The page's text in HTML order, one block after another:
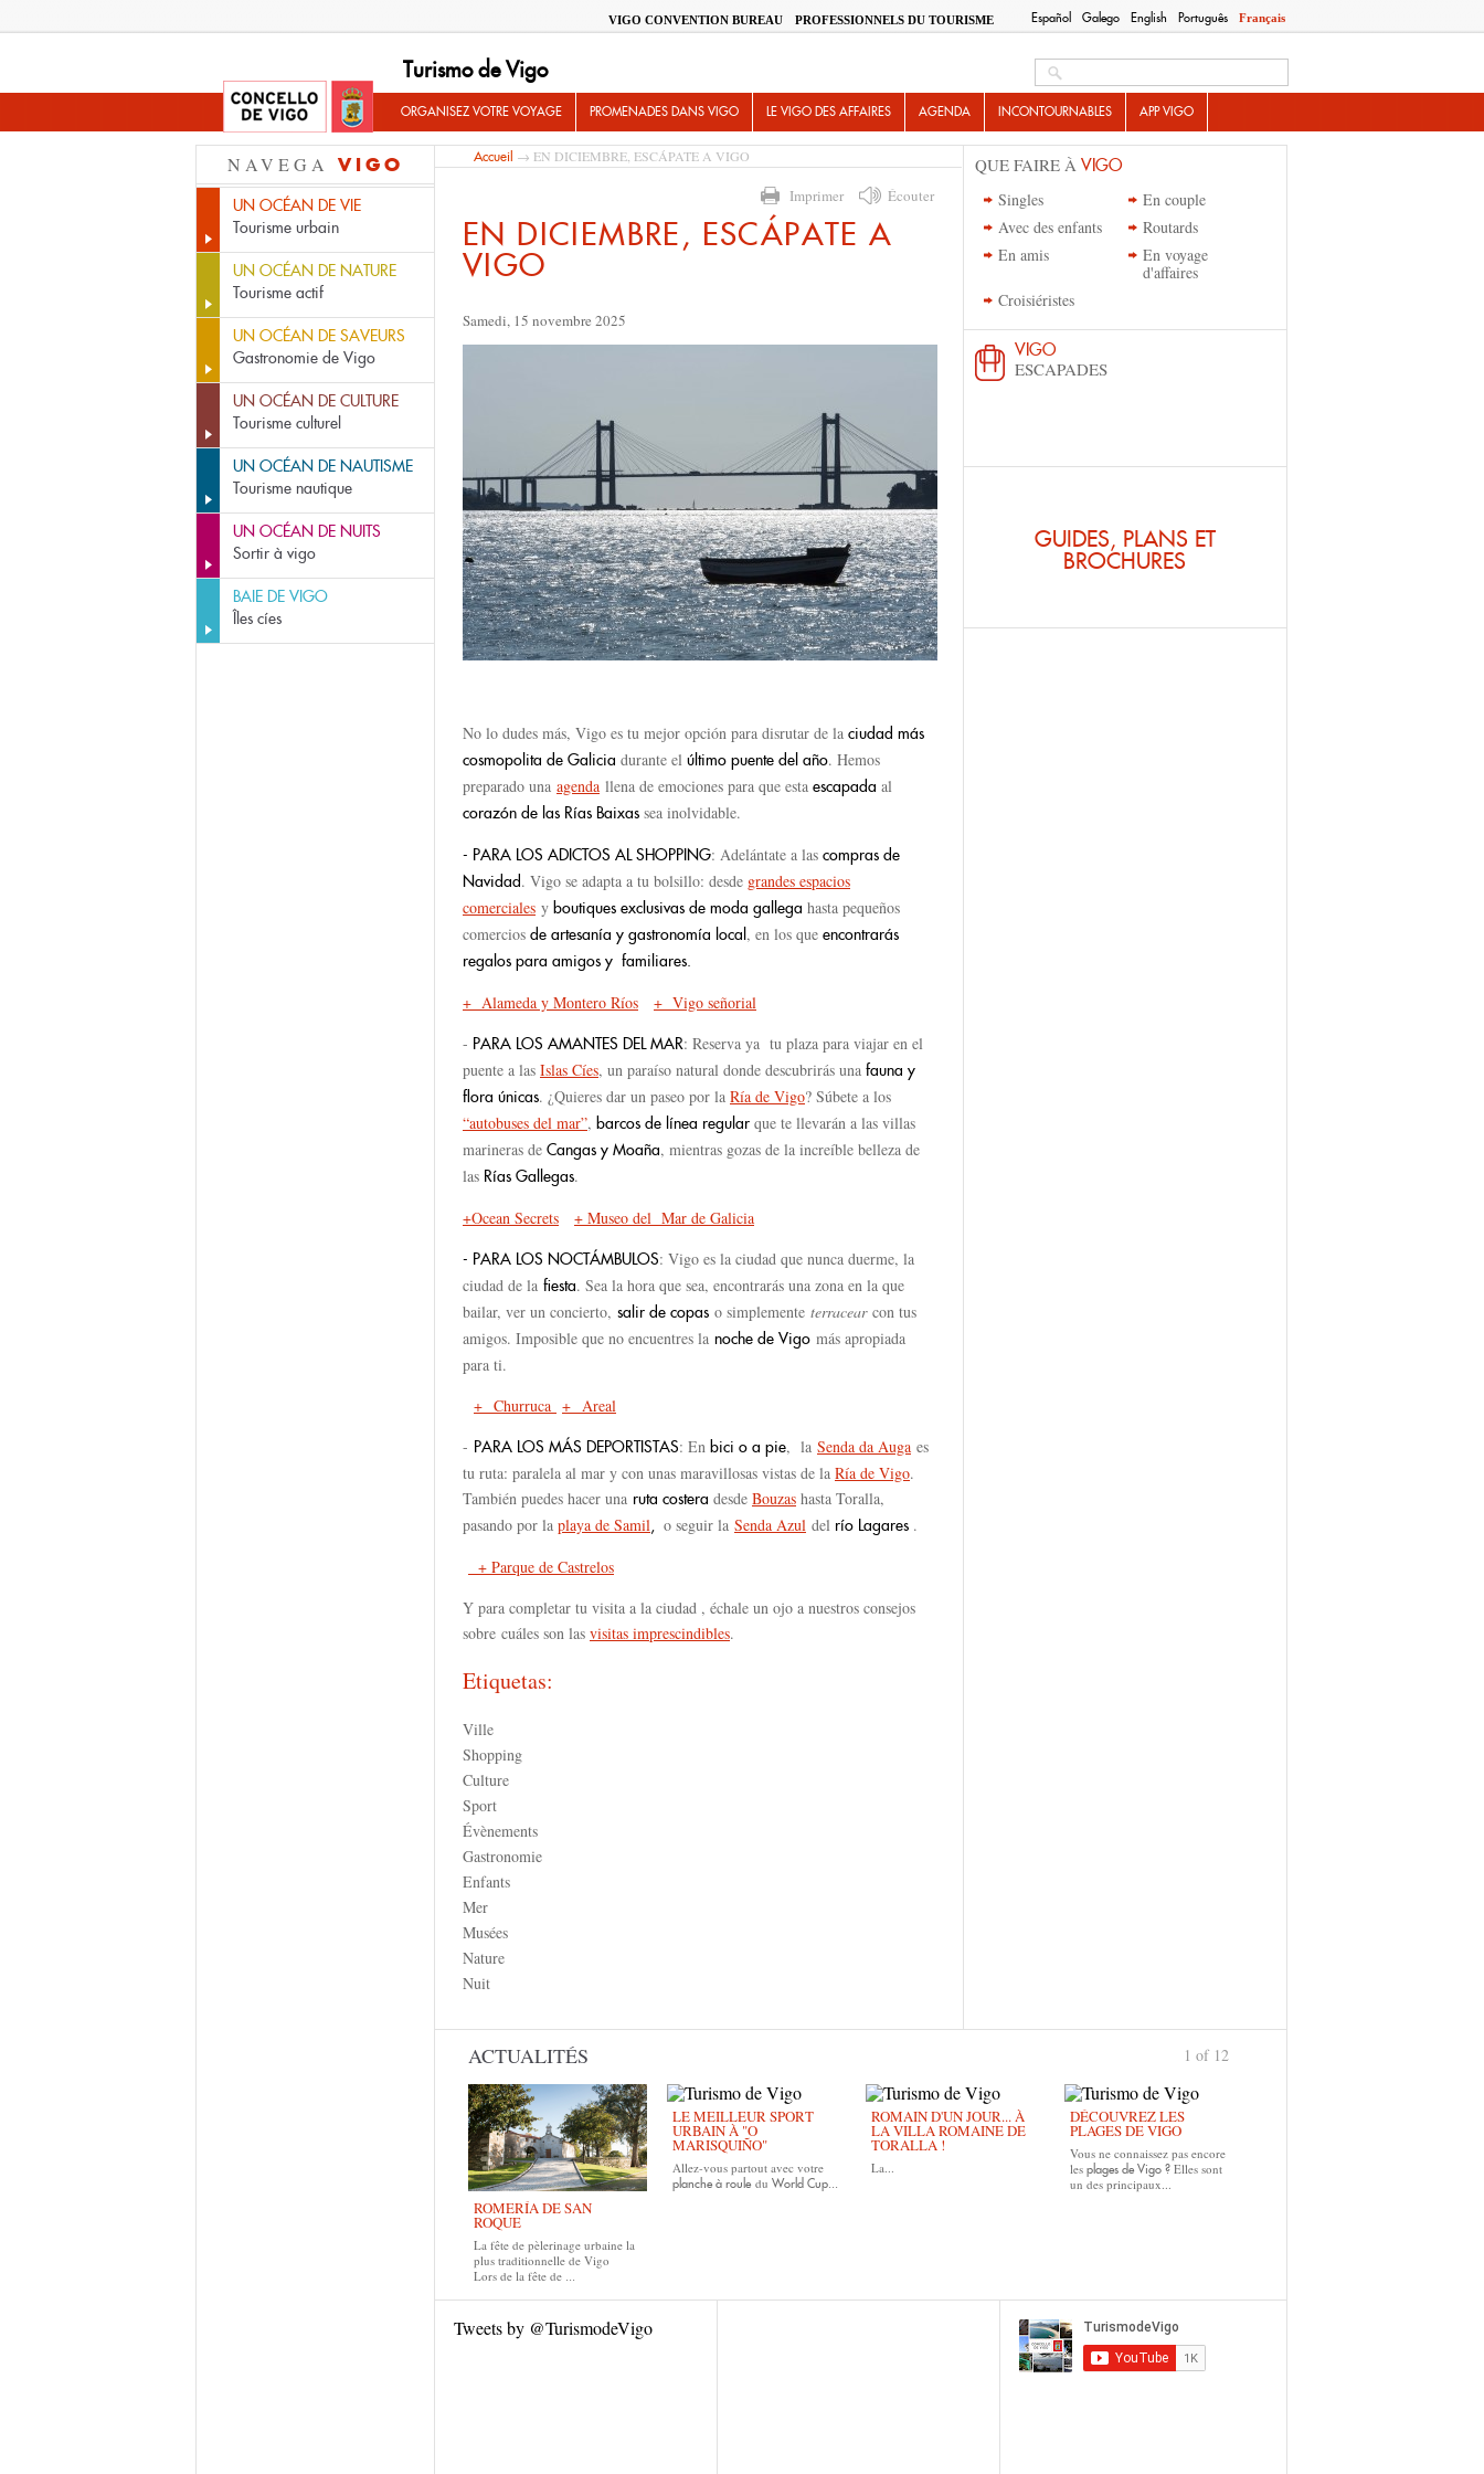
Español Galego English Português Français
VIGO CONVENTION BUREAU PROFESSIONNELS DU TOURISME
Turismo de Vigo
ORGANISEZ VOTRE VOYAGE PROMENADES DANS VIGO LE VIGO DES AFFAIRES AGENDA INCONTOURNABLES APP VIGO
NAVEGA VIGO
UN OCÉAN DE VIE
Tourisme urbain
UN OCÉAN DE NATURE
Tourisme actif
UN OCÉAN DE SAVEURS
Gastronomie de Vigo
UN OCÉAN DE CULTURE
Tourisme culturel
UN OCÉAN DE NAUTISME
Tourisme nautique
UN OCÉAN DE NUITS
Sortir à vigo
BAIE DE VIGO
Îles cíes
Accueil → EN DICIEMBRE, ESCÁPATE A VIGO
Imprimer Écouter
EN DICIEMBRE, ESCÁPATE A
VIGO
Samedi, 15 novembre 2025
No lo dudes más, Vigo es tu mejor opción para disrutar de la ciudad más
cosmopolita de Galicia durante el último puente del año. Hemos
preparado una agenda llena de emociones para que esta escapada al
corazón de las Rías Baixas sea inolvidable.
- PARA LOS ADICTOS AL SHOPPING: Adelántate a las compras de
Navidad. Vigo se adapta a tu bolsillo: desde grandes espacios
comerciales y boutiques exclusivas de moda gallega hasta pequeños
comercios de artesanía y gastronomía local , en los que encontrarás
regalos para amigos y familiares.
+ Alameda y Montero Ríos
+ Vigo señorial
- PARA LOS AMANTES DEL MAR: Reserva ya tu plaza para viajar en el
puente a las Islas Cíes, un paraíso natural donde descubrirás una fauna y
flora únicas. ¿Quieres dar un paseo por la Ría de Vigo? Súbete a los
“autobuses del mar”, barcos de línea regular que te llevarán a las villas
marineras de Cangas y Moaña, mientras gozas de la increíble belleza de
las Rías Gallegas.
+Ocean Secrets
+ Museo del Mar de Galicia
- PARA LOS NOCTÁMBULOS: Vigo es la ciudad que nunca duerme, la
ciudad de la fiesta. Sea la hora que sea, encontrarás una zona en la que
bailar, ver un concierto, salir de copas o simplemente terracearcon tus
amigos. Imposible que no encuentres la noche de Vigo más apropiada
para ti.
+ Churruca + Areal
- PARA LOS MÁS DEPORTISTAS: En bici o a pie, la Senda da Auga es
tu ruta: paralela al mar y con unas maravillosas vistas de la Ría de Vigo.
También puedes hacer una ruta costera desde Bouzas hasta Toralla,
pasando por la playa de Samil, o seguir la Senda Azul del río Lagares .
+ Parque de Castrelos
Y para completar tu visita a la ciudad , échale un ojo a nuestros consejos
sobre cuáles son las visitas imprescindibles.
Etiquetas:
Ville
Shopping
Culture
Sport
Évènements
Gastronomie
Enfants
Mer
Musées
Nature
Nuit
QUE FAIRE À VIGO
Singles
En couple
Avec des enfants
Routards
En amis
En voyage
d'affaires
Croisiéristes
VIGO
ESCAPADES
GUIDES, PLANS ET
BROCHURES
ACTUALITÉS
ROMERÍA DE SAN
ROQUE
La fête de pèlerinage urbaine la
plus traditionnelle de Vigo
Lors de la fête de ...
LE MEILLEUR SPORT
URBAIN À "O
MARISQUIÑO"
Allez-vous partout avec votre
planche à rouledu World Cup...
ROMAIN D'UN JOUR... À
LA VILLA ROMAINE DE
TORALLA !
La...
DÉCOUVREZ LES
PLAGES DE VIGO
Vous ne connaissez pas encore
les plages de Vigo ? Elles sont
un des principaux...
1 of 12
Tweets by @TurismodeVigo